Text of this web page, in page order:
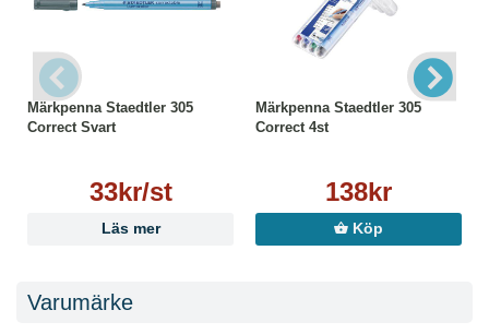
Märkpenna Staedtler 305
Correct Svart
33kr/st
Läs mer
Märkpenna Staedtler 305
Correct 4st
138kr
Köp
Varumärke